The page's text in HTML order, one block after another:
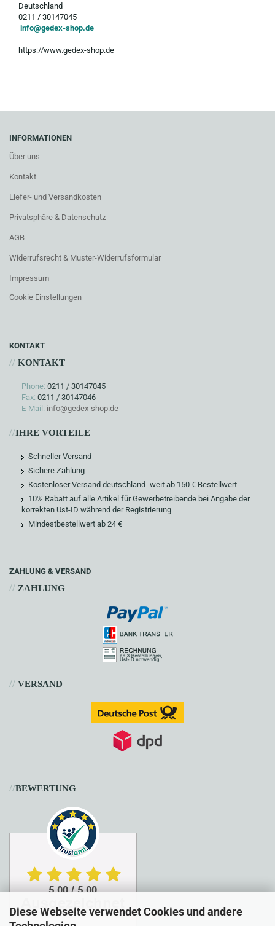
Diese Webseite verwendet Cookies und andere
Deutschland
0211 / 30147045
info@gedex-shop.de
https://www.gedex-shop.de
INFORMATIONEN
Über uns
Kontakt
Liefer- und Versandkosten
Privatsphäre & Datenschutz
AGB
Widerrufsrecht & Muster-Widerrufsformular
Impressum
Cookie Einstellungen
KONTAKT
// KONTAKT
Phone: 0211 / 30147045
Fax: 0211 / 30147046
E-Mail: info@gedex-shop.de
//IHRE VORTEILE
Schneller Versand
Sichere Zahlung
Kostenloser Versand deutschland- weit ab 150 € Bestellwert
10% Rabatt auf alle Artikel für Gewerbetreibende bei Angabe der
korrekten Ust-ID während der Registrierung
Mindestbestellwert ab 24 €
ZAHLUNG & VERSAND
// ZAHLUNG
// VERSAND
//BEWERTUNG